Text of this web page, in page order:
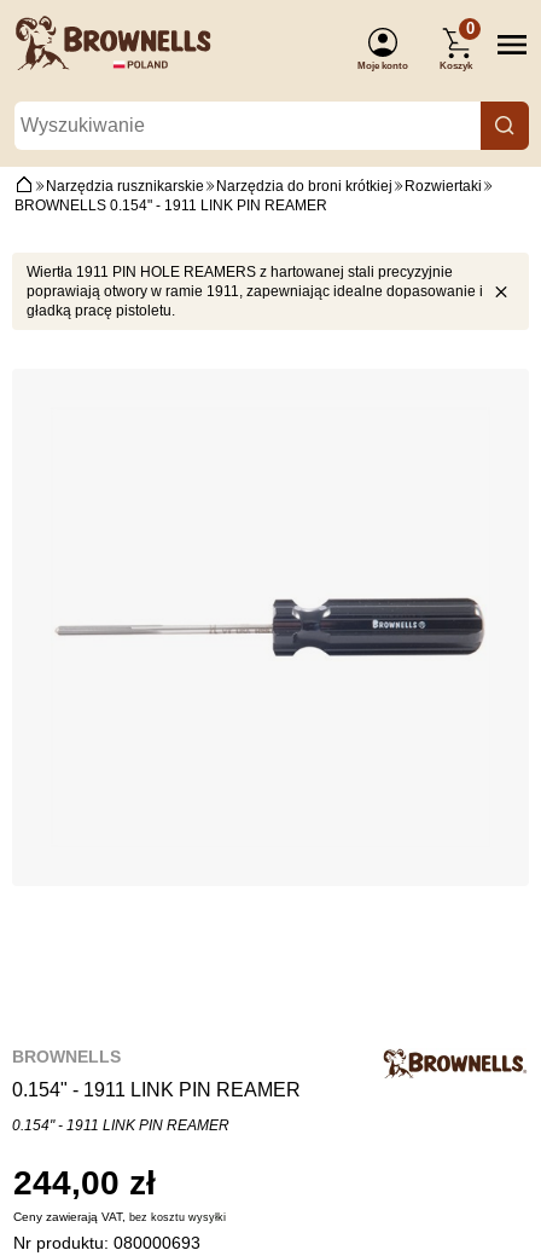
Moje konto
0
Koszyk
Narzędzia rusznikarskie Narzędzia do broni krótkiej
Rozwiertaki
BROWNELLS 0.154" - 1911 LINK PIN REAMER
Wiertła 1911 PIN HOLE REAMERS z hartowanej stali precyzyjnie
poprawiają otwory w ramie 1911, zapewniając idealne dopasowanie i
gładką pracę pistoletu.
BROWNELLS
0.154" - 1911 LINK PIN REAMER
0.154" - 1911 LINK PIN REAMER
244,00 zł
Ceny zawierają VAT,bez kosztuwysyłki
Nr produktu:080000693